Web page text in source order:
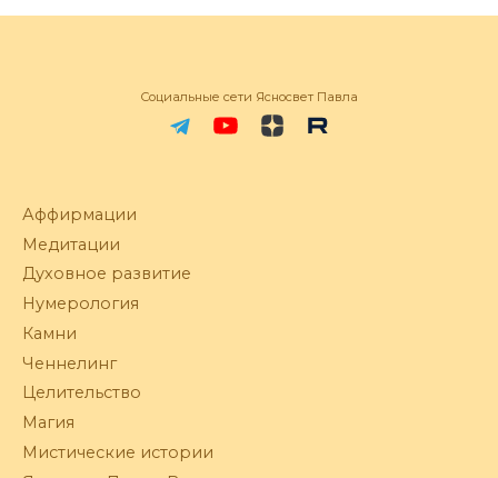
Социальные сети Ясносвет Павла
Аффирмации
Медитации
Духовное развитие
Нумерология
Камни
Ченнелинг
Целительство
Магия
Мистические истории